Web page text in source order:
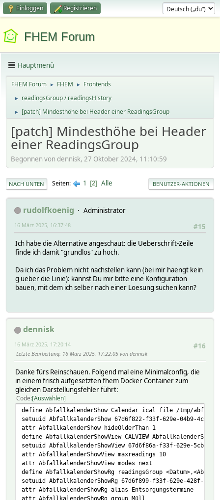
Einloggen Registrieren
FHEM Forum
Hauptmenü
FHEM Forum ► FHEM ► Frontends
► readingsGroup / readingsHistory
► [patch] Mindesthöhe bei Header einer ReadingsGroup
[patch] Mindesthöhe bei Header
einer ReadingsGroup
Begonnen von dennisk, 27 Oktober 2024, 11:10:59
NACH UNTEN Seiten 1 2 Alle BENUTZER-AKTIONEN
rudolfkoenig
Administrator
#15
16 März 2025, 16:37:48
Ich habe die Alternative angeschaut: die Ueberschrift-Zeile
finde ich damit "grundlos" zu hoch.
Da ich das Problem nicht nachstellen kann (bei mir haengt kein
g ueber die Linie): kannst Du mir bitte eine Konfiguration
bauen, mit dem ich selber nach einer Loesung suchen kann?
dennisk
#16
16 März 2025, 17:20:14
Letzte Bearbeitung: 16 März 2025, 17:22:05 von dennisk
Danke fürs Reinschauen. Folgend mal eine Minimalconfig, die
in einem frisch aufgesetzten fhem Docker Container zum
gleichen Darstellungsfehler führt:
Code Auswählen
define AbfallkalenderShow Calendar ical file /tmp/
setuuid AbfallkalenderShow 67d6f822-f33f-629e-04b9-
attr AbfallkalenderShow hideOlderThan 1
define AbfallkalenderShowView CALVIEW AbfallkalenderShow
setuuid AbfallkalenderShowView 67d6f86a-f33f-629e-5cbd-
attr AbfallkalenderShowView maxreadings 10
attr AbfallkalenderShowView modes next
define AbfallkalenderShowRg readingsGroup
setuuid AbfallkalenderShowRg 67d6f899-f33f-629e-428f-
attr AbfallkalenderShowRg alias Entsorgungstermine
attr AbfallkalenderShowRg group Müll